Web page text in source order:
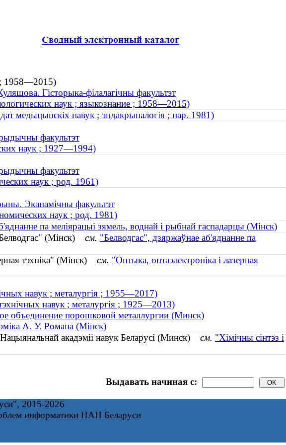
; 1958—2015)
Гісторыка-філалагічны факультэт
наук ; языкознание ; 1958—2015)
медыцынскіх навук ; эндакрыналогія ; нар. 1981)
факультэт
наук ; 1927—1994)
факультэт
наук ; род. 1961)
Эканамічны факультэт
наук ; род. 1981)
па меліярацыі зямель, воднай і рыбнай гаспадарцы (Мінск)
(Мінск) см. "Белводгас", дзяржаўнае аб'яднанне па
тэхніка" (Мінск) см. "Оптыка, оптаэлектроніка і лазерная
навук ; металургія ; 1955—2017)
навук ; металургія ; 1925—2013)
объединение порошковой металлургии (Минск)
А. У. Романа (Мінск)
акадэміі навук Беларусі (Минск) см. "Хімічны сінтэз і
Выдавать начиная с:
2015-2026
информатики НАН Беларуси